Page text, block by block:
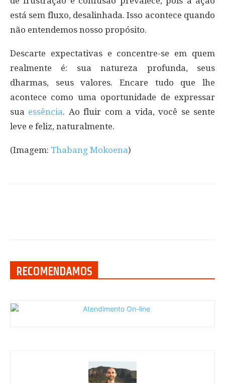
está sem fluxo, desalinhada. Isso acontece quando
não entendemos nosso propósito.
Descarte expectativas e concentre-se em quem
realmente é: sua natureza profunda, seus
dharmas, seus valores. Encare tudo que lhe
acontece como uma oportunidade de expressar
sua essência. Ao fluir com a vida, você se sente
leve e feliz, naturalmente.
(Imagem: Thabang Mokoena)
RECOMENDAMOS